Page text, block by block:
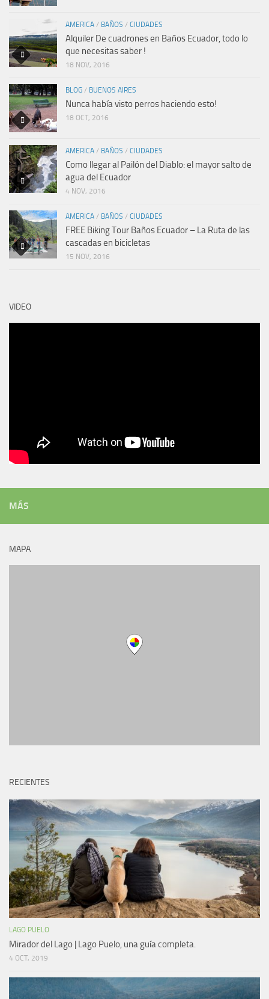
AMERICA / BAÑOS / CIUDADES
Alquiler De cuadrones en Baños Ecuador, todo lo
que necesitas saber !
18 NOV, 2016
BLOG / BUENOS AIRES
Nunca había visto perros haciendo esto!
18 OCT, 2016
AMERICA / BAÑOS / CIUDADES
Como llegar al Pailón del Diablo: el mayor salto de
agua del Ecuador
4 NOV, 2016
AMERICA / BAÑOS / CIUDADES
FREE Biking Tour Baños Ecuador – La Ruta de las
cascadas en bicicletas
15 NOV, 2016
VIDEO
MÁS
MAPA
RECIENTES
LAGO PUELO
Mirador del Lago | Lago Puelo, una guía completa.
4 OCT, 2019